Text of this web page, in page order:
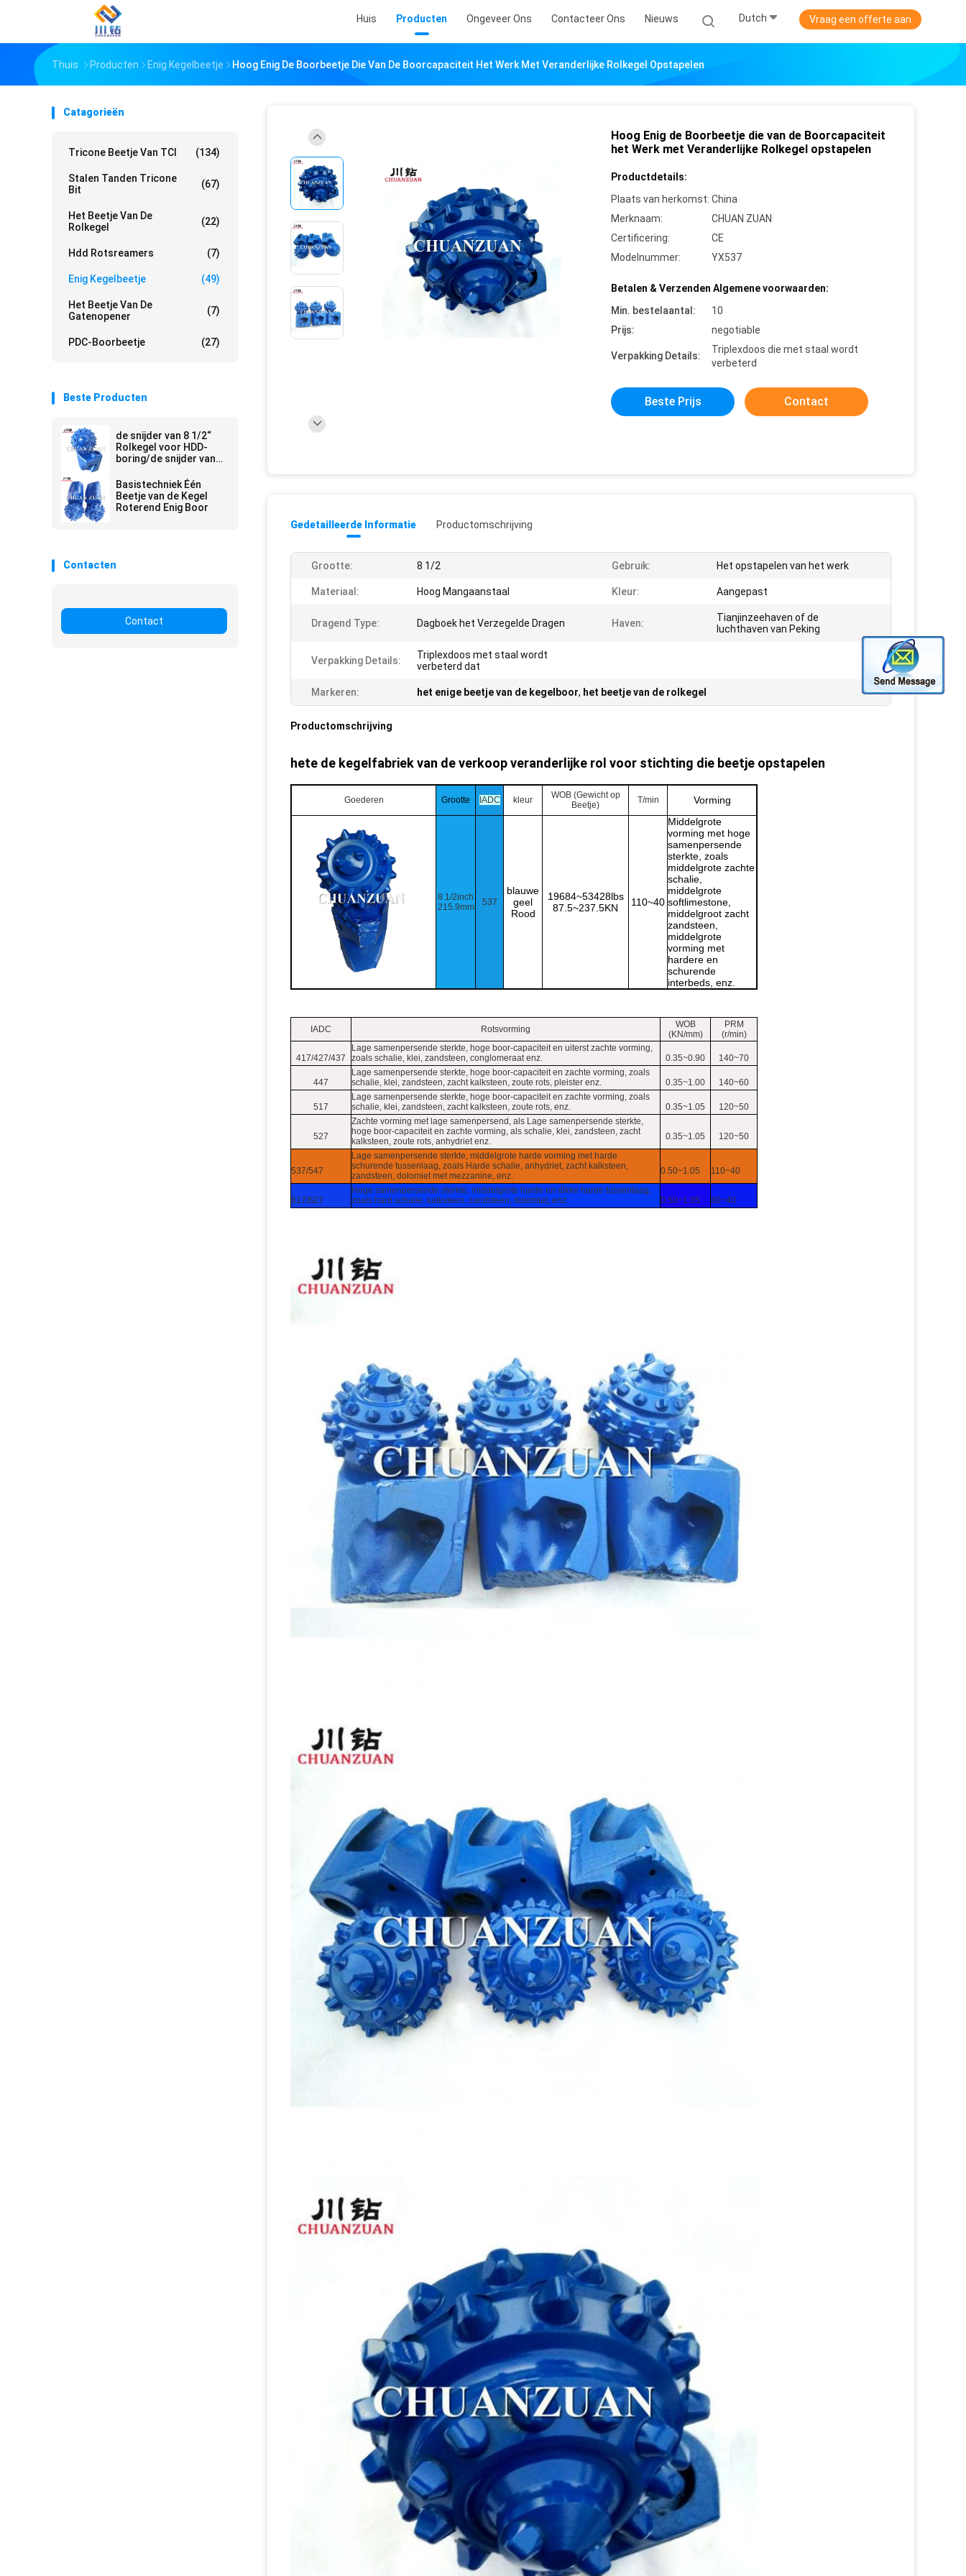
Huis Producten Ongeveer Ons Contacteer Ons Nieuws Dutch Vraag een offerte aan
Thuis Producten Enig Kegelbeetje Hoog Enig De Boorbeetje Die Van De Boorcapaciteit Het Werk Met Veranderlijke Rolkegel Opstapelen
Catagorieën
Tricone Beetje Van TCI (134)
Stalen Tanden Tricone
Bit
(67)
Het Beetje Van De
Rolkegel
(22)
Hdd Rotsreamers (7)
Enig Kegelbeetje (49)
Het Beetje Van De
Gatenopener
(7)
PDC-Boorbeetje (27)
Beste Producten
de snijder van 8 1/2“
Rolkegel voor HDD-
boring/de snijder van
trenchless bouw
Basistechniek Één
Beetje van de Kegel
Roterend Enig Boor
Contacten
Contact
Hoog Enig de Boorbeetje die van de Boorcapaciteit
het Werk met Veranderlijke Rolkegel opstapelen
Productdetails:
Plaats van herkomst: China
Merknaam:
CHUAN ZUAN
Certificering:
CE
Modelnummer:
YX537
Betalen & Verzenden Algemene voorwaarden:
Min. bestelaantal:
10
Prijs:
negotiable
Verpakking Details:
Triplexdoos die met staal wordt
verbeterd
Beste Prijs Contact
Gedetailleerde Informatie Productomschrijving
Grootte: 8 1/2 Gebruik: Het opstapelen van het werk
Materiaal: Hoog Mangaanstaal Kleur: Aangepast
Dragend Type: Dagboek het Verzegelde Dragen Haven:
Tianjinzeehaven of de
luchthaven van Peking
Verpakking Details:
Triplexdoos met staal wordt
verbeterd dat
Markeren: het enige beetje van de kegelboor, het beetje van de rolkegel
Productomschrijving
hete de kegelfabriek van de verkoop veranderlijke rol voor stichting die beetje opstapelen
Goederen Grootte IADC kleur
WOB (Gewicht op
Beetje)
T/min Vorming
8 1/2inch
215.9mm
537
blauwe
geel
Rood
19684~53428lbs
87.5~237.5KN
110~40
Middelgrote
vorming met hoge
samenpersende
sterkte, zoals
middelgrote zachte
schalie,
middelgrote
softlimestone,
middelgroot zacht
zandsteen,
middelgrote
vorming met
hardere en
schurende
interbeds, enz.
IADC Rotsvorming
WOB
(KN/mm)
PRM
(r/min)
417/427/437
Lage samenpersende sterkte, hoge boor-capaciteit en uiterst zachte vorming,
zoals schalie, klei, zandsteen, conglomeraat enz.
0.35~0.90 140~70
447
Lage samenpersende sterkte, hoge boor-capaciteit en zachte vorming, zoals
schalie, klei, zandsteen, zacht kalksteen, zoute rots, pleister enz.
0.35~1.00 140~60
517
Lage samenpersende sterkte, hoge boor-capaciteit en zachte vorming, zoals
schalie, klei, zandsteen, zacht kalksteen, zoute rots, enz.
0.35~1.05 120~50
527
Zachte vorming met lage samenpersend, als Lage samenpersende sterkte,
hoge boor-capaciteit en zachte vorming, als schalie, klei, zandsteen, zacht
kalksteen, zoute rots, anhydriet enz.
0.35~1.05 120~50
537/547
Lage samenpersende sterkte, middelgrote harde vorming met harde
schurende tussenlaag, zoals Harde schalie, anhydriet, zacht kalksteen,
zandsteen, dolomiet met mezzanine, enz.
0.50~1.05 110~40
617/627
Hoge samenpersende sterkte, middelgrote harde en dikke harde tussenlaag,
zoals hard schalie, kalksteen, zandsteen, dolomiet, enz.
0.50~1.05 80~40